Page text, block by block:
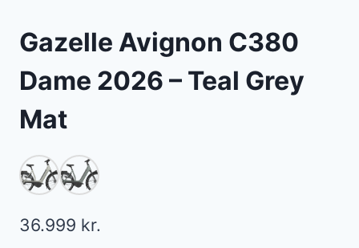
Gazelle Avignon C380
Dame 2026 – Teal Grey
Mat
36.999 kr.